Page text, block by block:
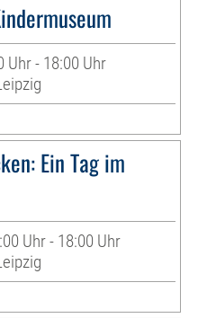
Uhr - 18:00 Uhr
Ein Tag im
Uhr - 18:00 Uhr